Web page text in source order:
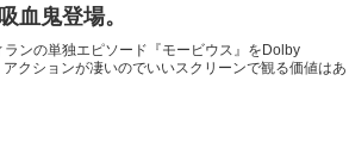
血鬼登場。
ンの単独エピソード『モービウス』をDolby
クションが凄いのでいいスクリーンで観る価値はあ